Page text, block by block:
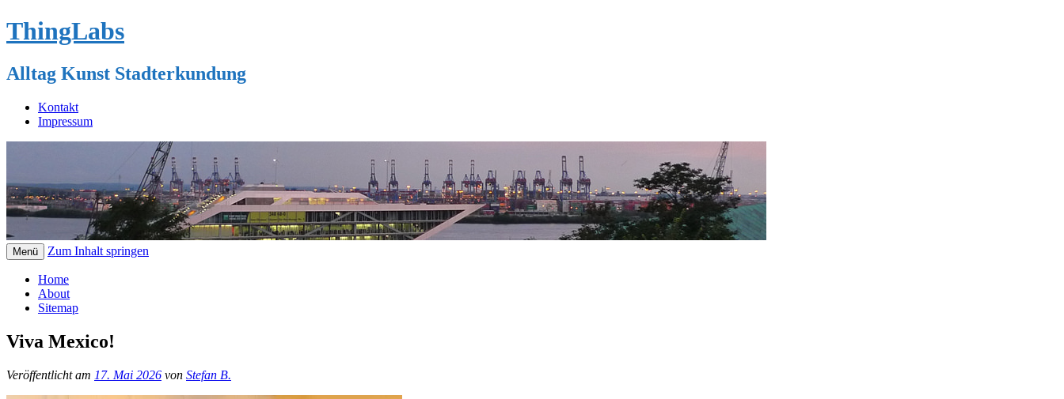
ThingLabs
Alltag Kunst Stadterkundung
Kontakt
Impressum
Menü Zum Inhalt springen
Home
About
Sitemap
Viva Mexico!
Veröffentlicht am 17. Mai 2026 von Stefan B.